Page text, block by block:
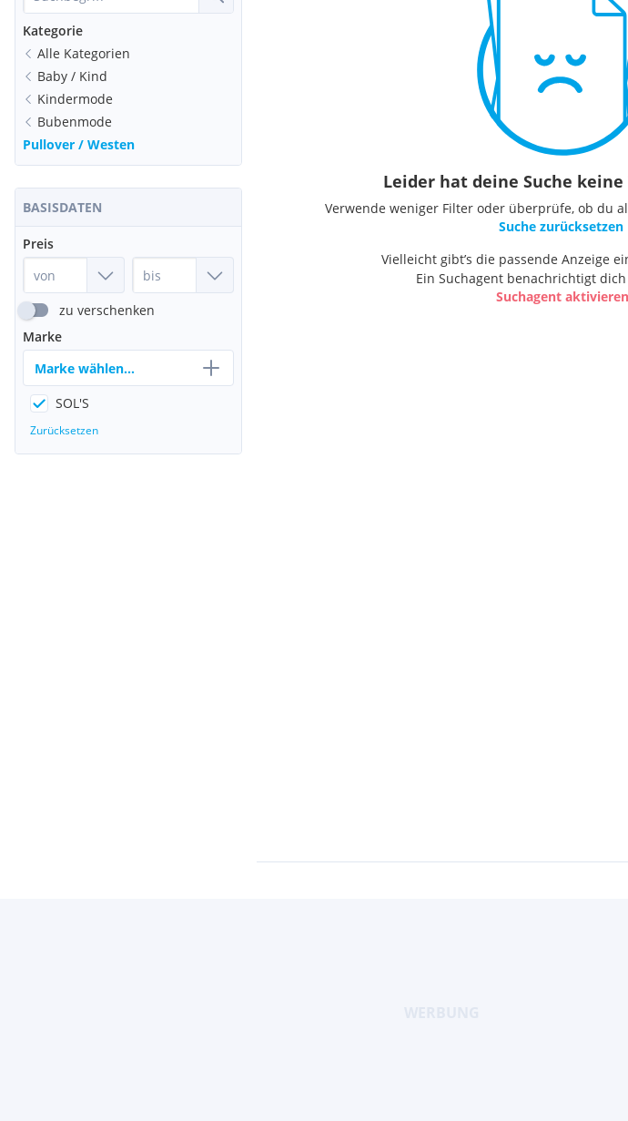
Kategorie
Alle Kategorien
Baby / Kind
Kindermode
Bubenmode
Pullover / Westen
BASISDATEN
Preis
zu verschenken
Marke
Marke wählen...
SOL'S
Zurücksetzen
Leider hat deine Suche
Verwende weniger Filter oder überprüfe, ob du
Suche zurücksetzen
Vielleicht gibt’s die passende Anzeige
Ein Suchagent benachrichtigt
Suchagent aktivieren